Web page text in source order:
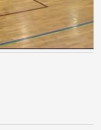
a további
A Haladás foci
az NB I tavaszi